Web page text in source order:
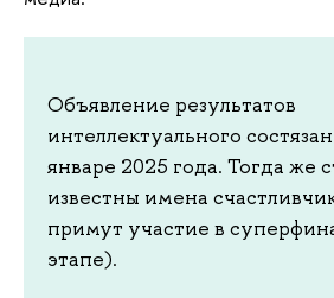
Объявление результатов
интеллектуального
январе 2025 года. Тогда же
известны имена
примут участие в
этапе).